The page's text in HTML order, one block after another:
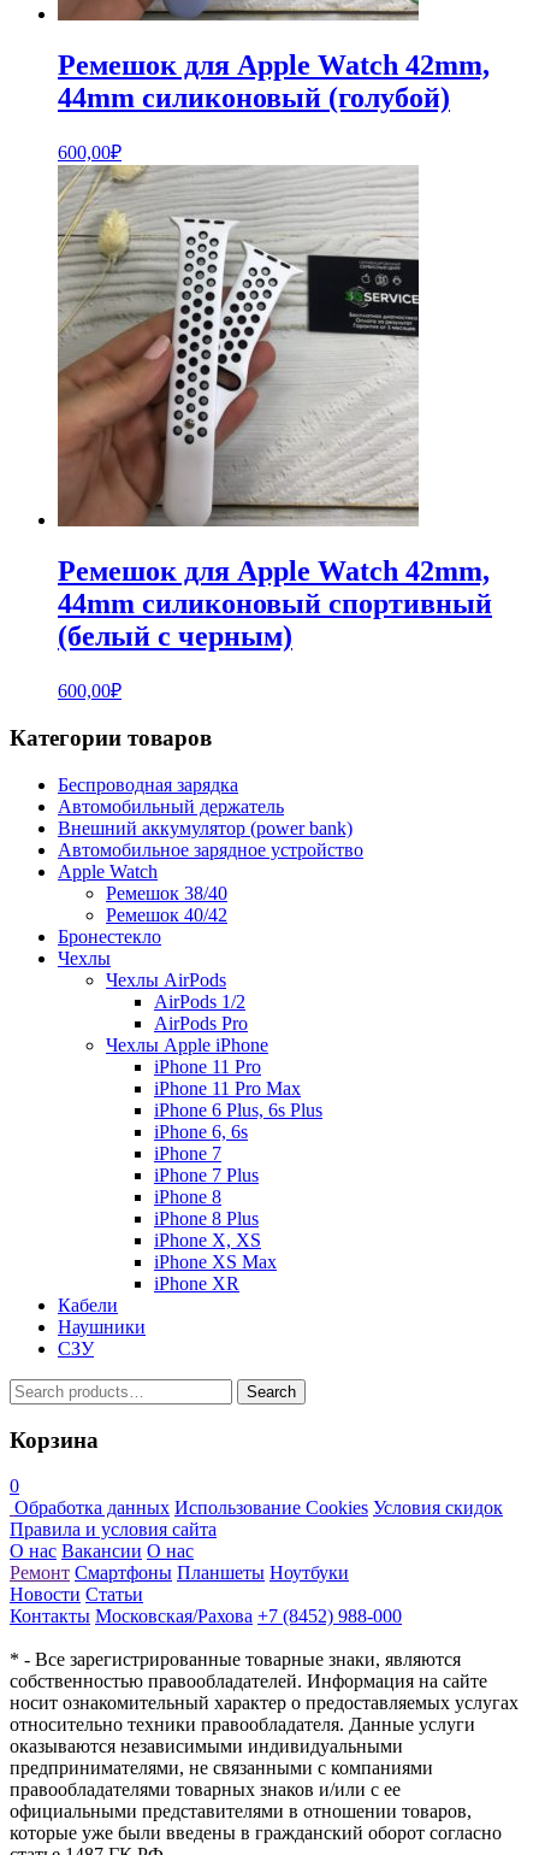
Ремешок для Apple Watch 42mm,
44mm силиконовый (голубой)
600,00₽
Ремешок для Apple Watch 42mm,
44mm силиконовый спортивный
(белый с черным)
600,00₽
Категории товаров
Беспроводная зарядка
Автомобильный держатель
Внешний аккумулятор (power bank)
Автомобильное зарядное устройство
Apple Watch
Ремешок 38/40
Ремешок 40/42
Бронестекло
Чехлы
Чехлы AirPods
AirPods 1/2
AirPods Pro
Чехлы Apple iPhone
iPhone 11 Pro
iPhone 11 Pro Max
iPhone 6 Plus, 6s Plus
iPhone 6, 6s
iPhone 7
iPhone 7 Plus
iPhone 8
iPhone 8 Plus
iPhone X, XS
iPhone XS Max
iPhone XR
Кабели
Наушники
СЗУ
Search
for:
Search
Корзина
0
Обработка данных Использование Cookies Условия скидок
Правила и условия сайта
О нас Вакансии О нас
Ремонт Смартфоны Планшеты Ноутбуки
Новости Статьи
Контакты Московская/Рахова +7 (8452) 988-000
* - Все зарегистрированные товарные знаки, являются
собственностью правообладателей. Информация на сайте
носит ознакомительный характер о предоставляемых услугах
относительно техники правообладателя. Данные услуги
оказываются независимыми индивидуальными
предпринимателями, не связанными с компаниями
правообладателями товарных знаков и/или с ее
официальными представителями в отношении товаров,
которые уже были введены в гражданский оборот согласно